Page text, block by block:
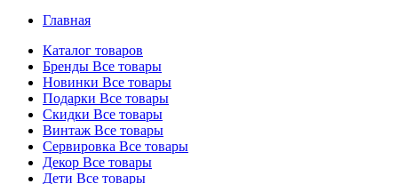
Главная
Каталог товаров
Бренды Все товары
Новинки Все товары
Подарки Все товары
Скидки Все товары
Винтаж Все товары
Сервировка Все товары
Декор Все товары
Дети Все товары